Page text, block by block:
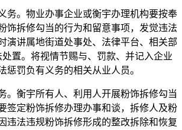
。物业办事企业或衡宇办理机构要按奉
饰拆修勾当的行为和留意事项，发觉违法
演讲属地街道处事处、法律平台、相关部
处置。将视情节赐与、罚款、并记入企业
惩罚负有义务的相关从业人员。
衡宇所有人、利用人开展粉饰拆修勾当
签定粉饰拆修办理办事和谈，拆修人及粉
违法违规粉饰拆修形成的整改拆除和恢复